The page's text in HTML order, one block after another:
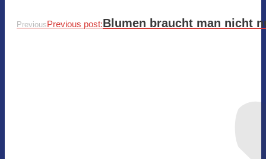
PreviousPrevious post:Blumen braucht man nicht